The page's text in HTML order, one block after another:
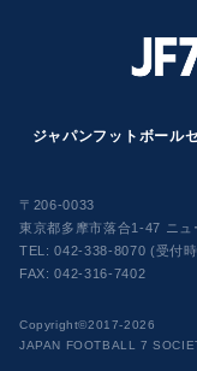
ジャパンフットボール
〒206-0033
東京都多摩市落合1-47 ニ
TEL:042-338-8070 (受付
FAX: 042-316-7402
​Copyright©2017-2026
JAPAN FOOTBALL 7